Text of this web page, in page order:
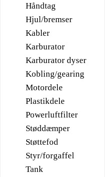
Håndtag
Hjul/bremser
Kabler
Karburator
Karburator dyser
Kobling/gearing
Motordele
Plastikdele
Powerluftfilter
Støddæmper
Støttefod
Styr/forgaffel
Tank